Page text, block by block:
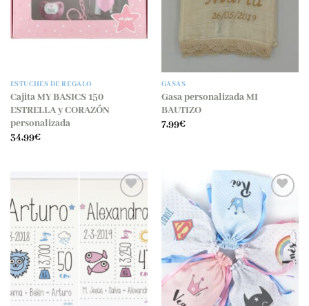
ESTUCHES DE REGALO
Cajita MY BASICS 150
ESTRELLA y CORAZÓN
personalizada
34,99€
GASAS
Gasa personalizada MI
BAUTIZO
7,99€